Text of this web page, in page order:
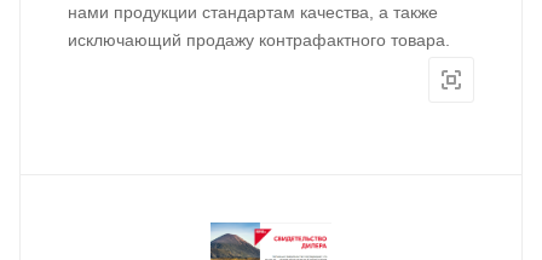
нами продукции стандартам качества, а также
исключающий продажу контрафактного товара.